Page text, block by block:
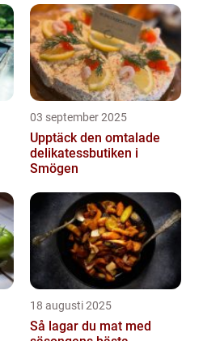
03 september 2025
Upptäck den omtalade
delikatessbutiken i
Smögen
18 augusti 2025
Så lagar du mat med